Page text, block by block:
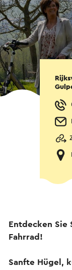
Entdecken Sie
Fahrrad!
Sanfte Hügel,